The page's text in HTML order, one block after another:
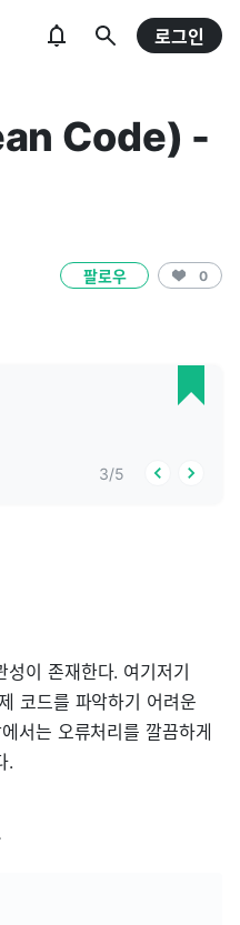
로그인
Code) -
팔로우 0
3/5
이 존재한다. 여기저기
코드를 파악하기 어려운
서는 오류처리를 깔끔하게
.